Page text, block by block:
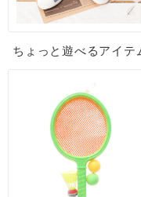
ちょっと遊べるアイテ